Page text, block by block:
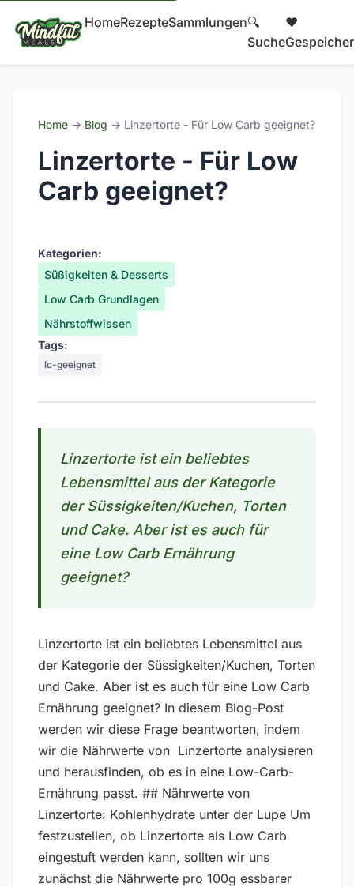
HomeRezepteSammlungen🔍
Suche
❤️
Home → Blog → Linzertorte - Für Low Carb geeignet?
Linzertorte - Für Low
Carb geeignet?
Kategorien:
Süßigkeiten & Desserts
Low Carb Grundlagen
Nährstoffwissen
Tags:
lc-geeignet
Linzertorte ist ein beliebtes
Lebensmittel aus der Kategorie
der Süssigkeiten/Kuchen, Torten
und Cake. Aber ist es auch für
eine Low Carb Ernährung
geeignet?
Linzertorte ist ein beliebtes Lebensmittel aus
der Kategorie der Süssigkeiten/Kuchen, Torten
und Cake. Aber ist es auch für eine Low Carb
Ernährung geeignet? In diesem Blog-Post
werden wir diese Frage beantworten, indem
wir die Nährwerte von Linzertorte analysieren
und herausfinden, ob es in eine Low-Carb-
Ernährung passt. ## Nährwerte von
Linzertorte: Kohlenhydrate unter der Lupe Um
festzustellen, ob Linzertorte als Low Carb
eingestuft werden kann, sollten wir uns
zunächst die Nährwerte pro 100g essbarer